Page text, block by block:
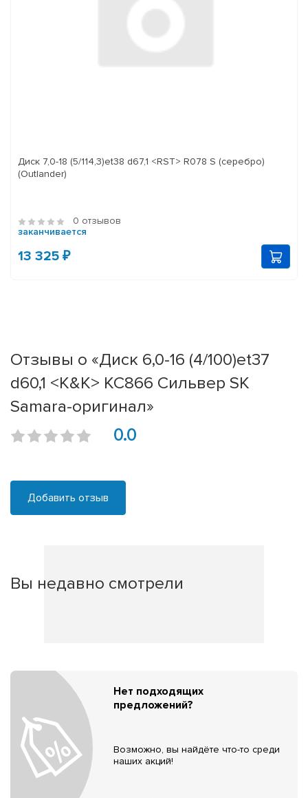
Диск 7,0-18 (5/114,3)et38 d67,1 <RST> R078 S (серебро)
(Outlander)
0 отзывов
заканчивается
13 325 ₽
Отзывы о «Диск 6,0-16 (4/100)et37
d60,1 <K&K> КС866 Сильвер SK
Samara-оригинал»
0.0
Добавить отзыв
Вы недавно смотрели
Нет подходящих
предложений?
Возможно, вы найдёте что-то среди
наших акций!